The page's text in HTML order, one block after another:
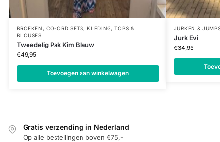
BROEKEN ,CO-ORD SETS,KLEDING,TOPS &
BLOUSES
Tweedelig Pak Kim Blauw
€49,95
Toevoegen aan winkelwagen
JURKEN &
Jurk Evi
€34,95
Gratis verzending in Nederland
Op alle bestellingen boven €75,-